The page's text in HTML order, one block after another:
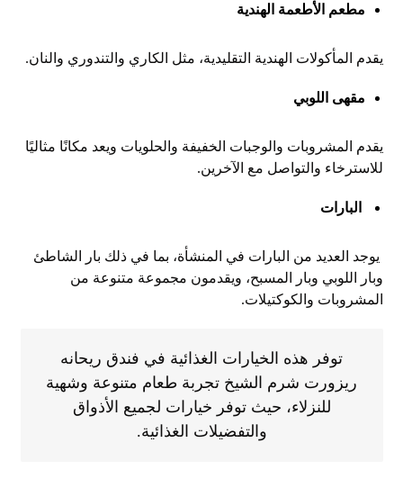
مطعم الأطعمة الهندية
يقدم المأكولات الهندية التقليدية، مثل الكاري والتندوري والنان.
مقهى اللوبي
يقدم المشروبات والوجبات الخفيفة والحلويات ويعد مكانًا مثاليًا
للاسترخاء والتواصل مع الآخرين.
البارات
يوجد العديد من البارات في المنشأة، بما في ذلك بار الشاطئ
وبار اللوبي وبار المسبح، ويقدمون مجموعة متنوعة من
المشروبات والكوكتيلات.
توفر هذه الخيارات الغذائية في فندق ريحانه
ريزورت شرم الشيخ تجربة طعام متنوعة وشهية
للنزلاء، حيث توفر خيارات لجميع الأذواق
والتفضيلات الغذائية.